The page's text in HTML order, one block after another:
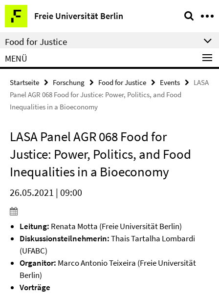
Springe
direkt
zu
Inhalt
Freie Universität Berlin
Service-
Navigation
Food for Justice
MENÜ
Startseite Forschung Food for Justice Events
LASA
Panel AGR 068 Food for Justice: Power, Politics, and Food
Inequalities in a Bioeconomy
LASA Panel AGR 068 Food for
Justice: Power, Politics, and Food
Inequalities in a Bioeconomy
26.05.2021 | 09:00
Leitung: Renata Motta (Freie Universität Berlin)
Diskussionsteilnehmerin:Thais Tartalha Lombardi
(UFABC)
Organitor: Marco Antonio Teixeira (Freie Universität
Berlin)
Vorträge